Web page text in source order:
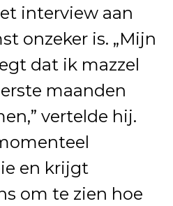
interview aan
onzeker is. „Mijn
dat ik mazzel
maanden
vertelde hij.
en krijgt
om te zien hoe